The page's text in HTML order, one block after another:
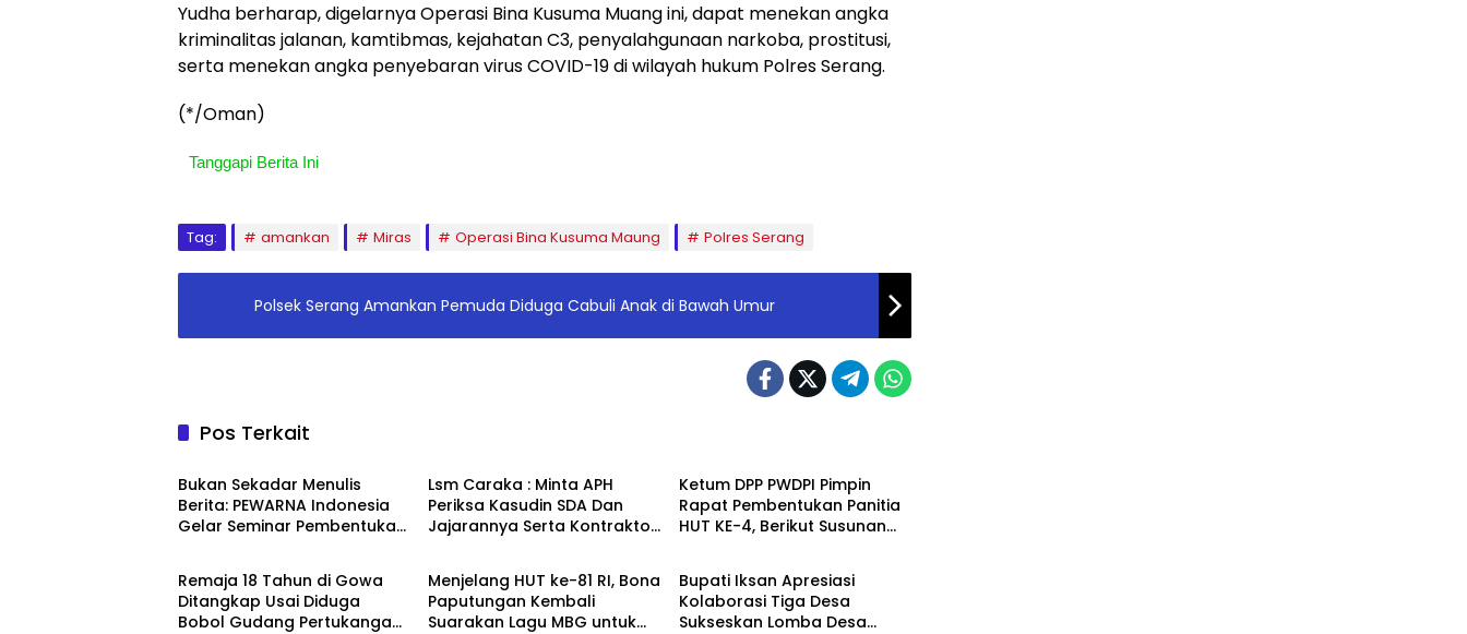
Yudha berharap, digelarnya Operasi Bina Kusuma Muang ini, dapat menekan angka
kriminalitas jalanan, kamtibmas, kejahatan C3, penyalahgunaan narkoba, prostitusi,
serta menekan angka penyebaran virus COVID-19 di wilayah hukum Polres Serang.
(*/Oman)
Tanggapi Berita Ini
Tag: amankan Miras Operasi Bina Kusuma Maung Polres Serang
Polsek Serang Amankan Pemuda Diduga Cabuli Anak di Bawah Umur
Pos Terkait
Headline
Bukan Sekadar Menulis
Berita: PEWARNA Indonesia
Gelar Seminar Pembentukan
dan Berdampak
Lsm Caraka : Minta APH
Periksa Kasudin SDA Dan
Jajarannya Serta Kontraktor
Ketum DPP PWDPI Pimpin
Rapat Pembentukan Panitia
HUT KE-4, Berikut Susunan
Berita
Remaja 18 Tahun di Gowa
Ditangkap Usai Diduga
Bobol Gudang Pertukangan,
Headline
Menjelang HUT ke-81 RI, Bona
Paputungan Kembali
Suarakan Lagu MBG untuk
Headline
Bupati Iksan Apresiasi
Kolaborasi Tiga Desa
Sukseskan Lomba Desa